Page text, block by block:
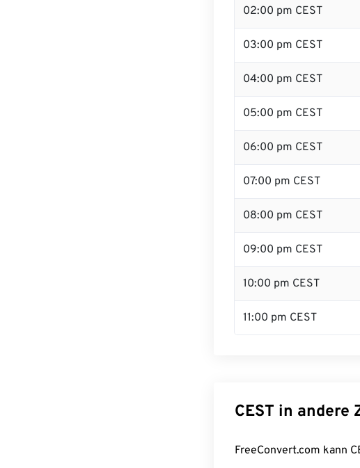
02:00 pm CEST
03:00 pm CEST
04:00 pm CEST
05:00 pm CEST
06:00 pm CEST
07:00 pm CEST
08:00 pm CEST
09:00 pm CEST
10:00 pm CEST
11:00 pm CEST
CEST in andere
FreeConvert.com kann